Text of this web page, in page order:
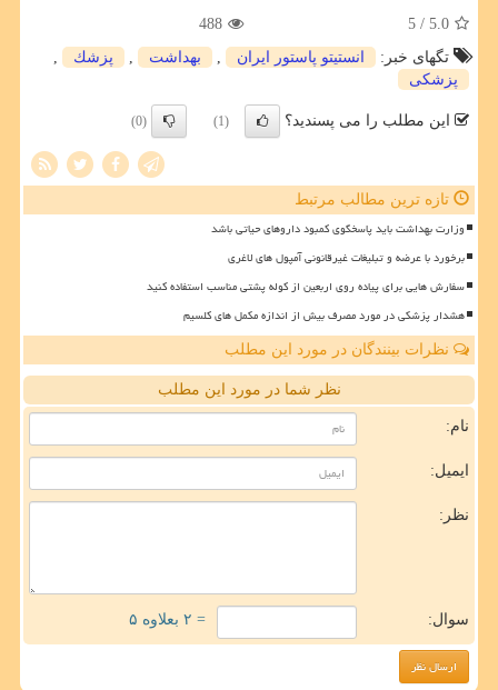
5.0
/ 5
488
تگهای خبر:
انستیتو پاستور ایران بهداشت پزشك
پزشكی
این مطلب را می پسندید؟ (1)
(0)
تازه ترین مطالب مرتبط
وزارت بهداشت باید پاسخگوی کمبود داروهای حیاتی باشد
برخورد با عرضه و تبلیغات غیرقانونی آمپول های لاغری
سفارش هایی برای پیاده روی اربعین از کوله پشتی مناسب استفاده کنید
هشدار پزشکی در مورد مصرف بیش از اندازه مکمل های کلسیم
نظرات بینندگان در مورد این مطلب
نظر شما در مورد این مطلب
نام:
ایمیل:
نظر:
سوال: = ۲ بعلاوه ۵